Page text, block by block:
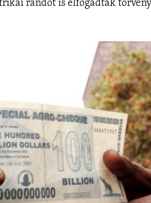
randot is elfogadták